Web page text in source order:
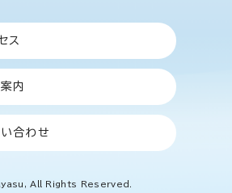
ス
内
合わせ
All Rights Reserved.